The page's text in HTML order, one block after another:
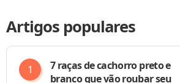
Artigos populares
7 raças de cachorro preto e
branco que vão roubar seu